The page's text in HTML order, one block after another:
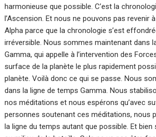
harmonieuse que possible. C’est la
l’Ascension. Et nous ne pouvons pas revenir
Alpha parce que la chronologie s’est
irréversible. Nous sommes maintenant dans
Gamma, qui appelle à l’intervention des
surface de la planète le plus rapidement
planète. Voilà donc ce qui se passe. Nous
dans la ligne de temps Gamma. Nous
nos méditations et nous espérons qu’avec
personnes soutenant ces méditations, nous
la ligne du temps autant que possible. Et